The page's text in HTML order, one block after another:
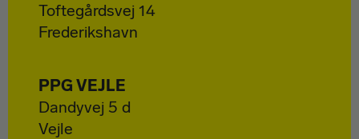
Toftegårdsvej 14
Frederikshavn
PPG VEJLE
Dandyvej 5 d
Vejle